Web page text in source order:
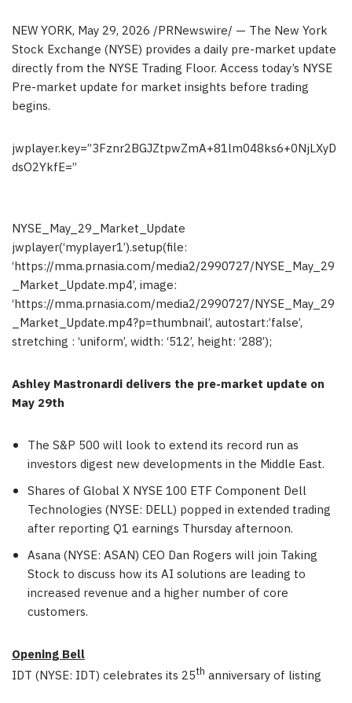
NEW YORK, May 29, 2026 /PRNewswire/ — The New York
Stock Exchange (NYSE) provides a daily pre-market update
directly from the NYSE Trading Floor. Access today’s NYSE
Pre-market update for market insights before trading
begins.
jwplayer.key=”3Fznr2BGJZtpwZmA+81lm048ks6+0NjLXyD
dsO2YkfE=”
NYSE_May_29_Market_Update
jwplayer(‘myplayer1’).setup(file:
‘https://mma.prnasia.com/media2/2990727/NYSE_May_29
_Market_Update.mp4’, image:
‘https://mma.prnasia.com/media2/2990727/NYSE_May_29
_Market_Update.mp4?p=thumbnail’, autostart:’false’,
stretching : ‘uniform’, width: ‘512’, height: ‘288’);
Ashley Mastronardi delivers the pre-market update on
May 29th
The S&P 500 will look to extend its record run as
investors digest new developments in the Middle East.
Shares of Global X NYSE 100 ETF Component Dell
Technologies (NYSE: DELL) popped in extended trading
after reporting Q1 earnings Thursday afternoon.
Asana (NYSE: ASAN) CEO Dan Rogers will join Taking
Stock to discuss how its AI solutions are leading to
increased revenue and a higher number of core
customers.
Opening Bell
IDT (NYSE: IDT) celebrates its 25th anniversary of listing